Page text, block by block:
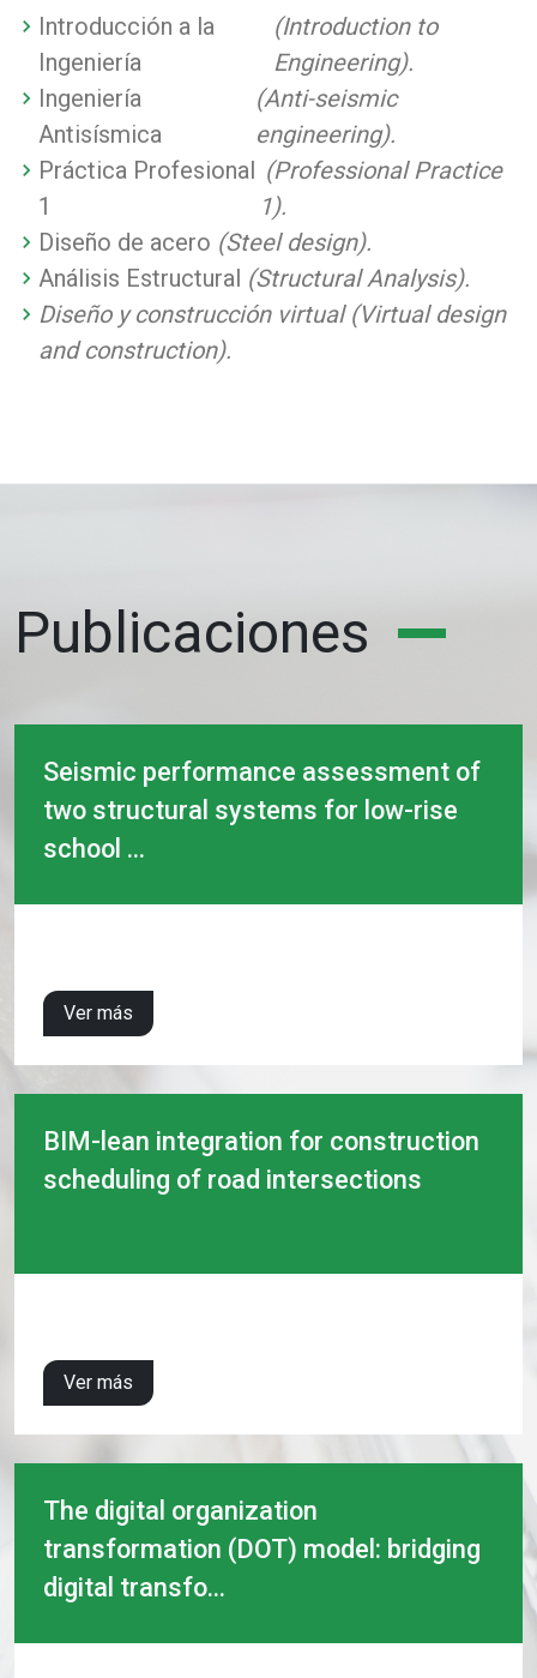
Introducción a la
Ingeniería
(Introduction to
Engineering).
Ingeniería
Antisísmica
(Anti-seismic
engineering).
Práctica Profesional
1
(Professional Practice
1).
Diseño de acero (Steel design).
Análisis Estructural (Structural Analysis).
Diseño y construcción virtual (Virtual design
and construction).
Publicaciones
Seismic performance assessment of
two structural systems for low-rise
school ...
Ver más
BIM-lean integration for construction
scheduling of road intersections
Ver más
The digital organization
transformation (DOT) model: bridging
digital transfo...